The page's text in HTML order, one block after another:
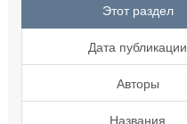
Этот раздел
Дата публикации
Авторы
Названия